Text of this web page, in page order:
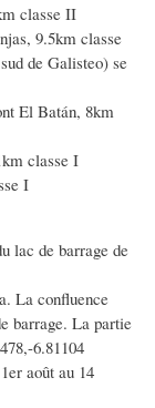
classe II
9.5km classe
de Galisteo) se
El Batán, 8km
classe I
I
lac de barrage de
La confluence
barrage. La partie
6.81104
août au 14